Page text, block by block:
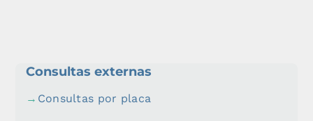
Consultas externas
→ Consultas por placa